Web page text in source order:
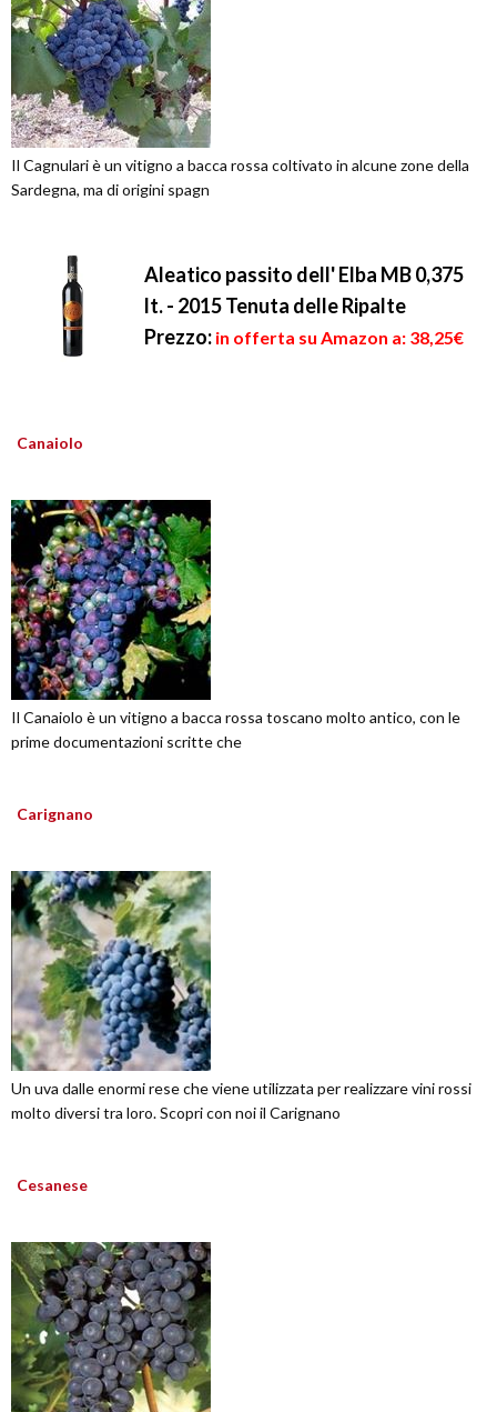
Il Cagnulari è un vitigno a bacca rossa coltivato in alcune zone della
Sardegna, ma di origini spagn
Aleatico passito dell' Elba MB 0,375
lt. - 2015 Tenuta delle Ripalte
Prezzo: in offerta su Amazon a: 38,25€
Canaiolo
Il Canaiolo è un vitigno a bacca rossa toscano molto antico, con le
prime documentazioni scritte che
Carignano
Un uva dalle enormi rese che viene utilizzata per realizzare vini rossi
molto diversi tra loro. Scopri con noi il Carignano
Cesanese